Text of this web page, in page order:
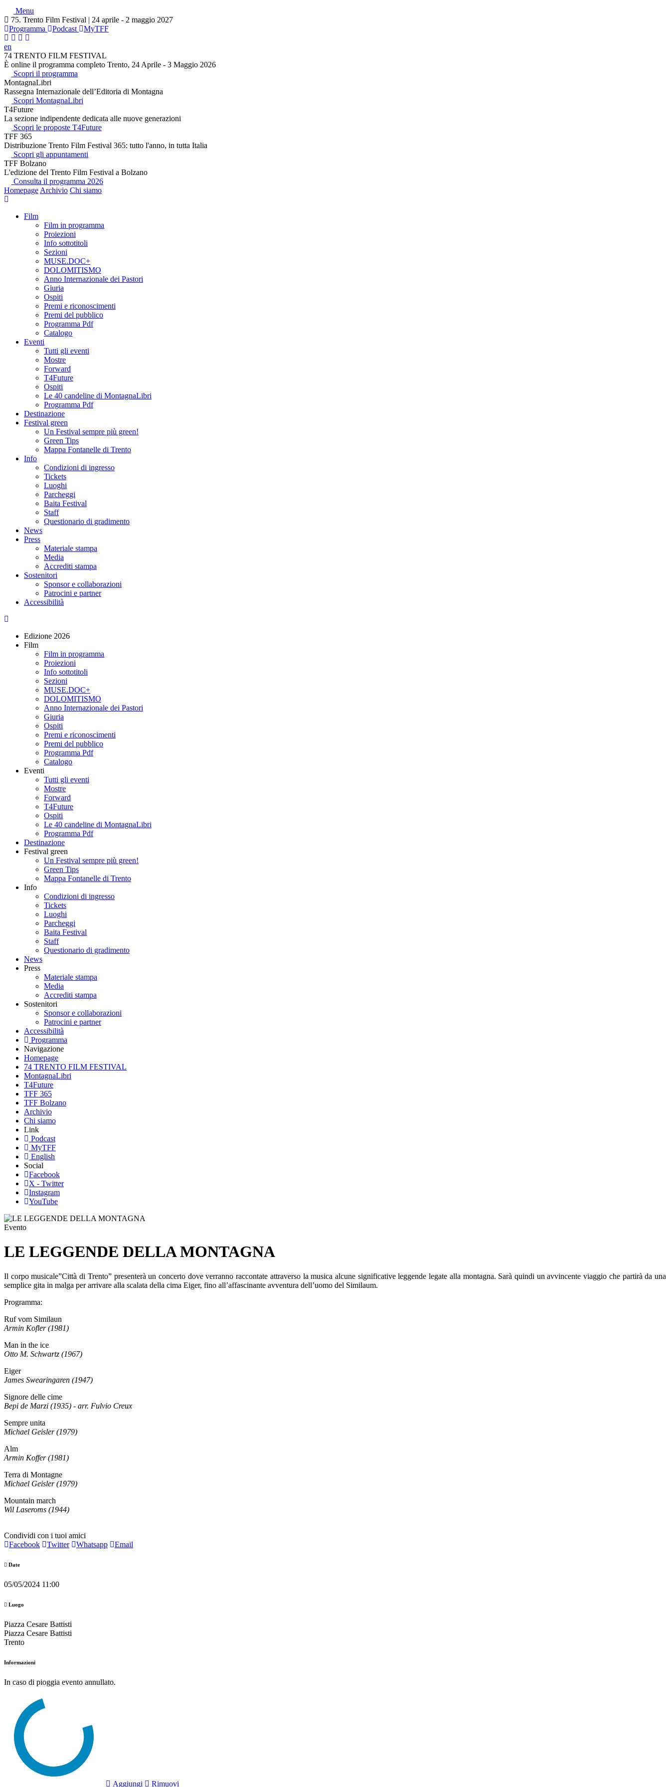
Menu
75. Trento Film Festival | 24 aprile - 2 maggio 2027
Programma
Podcast MyTFF
en
74 TRENTO FILM FESTIVAL
È online il programma completo Trento, 24 Aprile - 3 Maggio 2026
Scopri il programma
MontagnaLibri
Rassegna Internazionale dell’Editoria di Montagna
Scopri MontagnaLibri
T4Future
La sezione indipendente dedicata alle nuove generazioni
Scopri le proposte T4Future
TFF 365
Distribuzione Trento Film Festival 365: tutto l'anno, in tutta Italia
Scopri gli appuntamenti
TFF Bolzano
L'edizione del Trento Film Festival a Bolzano
Consulta il programma 2026
Homepage Archivio Chi siamo
Film
Film in programma
Proiezioni
Info sottotitoli
Sezioni
MUSE.DOC+
DOLOMITISMO
Anno Internazionale dei Pastori
Giuria
Ospiti
Premi e riconoscimenti
Premi del pubblico
Programma Pdf
Catalogo
Eventi
Tutti gli eventi
Mostre
Forward
T4Future
Ospiti
Le 40 candeline di MontagnaLibri
Programma Pdf
Destinazione
Festival green
Un Festival sempre più green!
Green Tips
Mappa Fontanelle di Trento
Info
Condizioni di ingresso
Tickets
Luoghi
Parcheggi
Baita Festival
Staff
Questionario di gradimento
News
Press
Materiale stampa
Media
Accrediti stampa
Sostenitori
Sponsor e collaborazioni
Patrocini e partner
Accessibilità
Edizione 2026
Film
Film in programma
Proiezioni
Info sottotitoli
Sezioni
MUSE.DOC+
DOLOMITISMO
Anno Internazionale dei Pastori
Giuria
Ospiti
Premi e riconoscimenti
Premi del pubblico
Programma Pdf
Catalogo
Eventi
Tutti gli eventi
Mostre
Forward
T4Future
Ospiti
Le 40 candeline di MontagnaLibri
Programma Pdf
Destinazione
Festival green
Un Festival sempre più green!
Green Tips
Mappa Fontanelle di Trento
Info
Condizioni di ingresso
Tickets
Luoghi
Parcheggi
Baita Festival
Staff
Questionario di gradimento
News
Press
Materiale stampa
Media
Accrediti stampa
Sostenitori
Sponsor e collaborazioni
Patrocini e partner
Accessibilità
Programma
Navigazione
Homepage
74 TRENTO FILM FESTIVAL
MontagnaLibri
T4Future
TFF 365
TFF Bolzano
Archivio
Chi siamo
Link
Podcast
MyTFF
English
Social
Facebook
X - Twitter
Instagram
YouTube
Evento
LE LEGGENDE DELLA MONTAGNA
Il corpo musicale”Città di Trento” presenterà un concerto dove verranno raccontate attraverso la musica alcune significative leggende legate alla montagna. Sarà quindi un avvincente viaggio che partirà da una
semplice gita in malga per arrivare alla scalata della cima Eiger, fino all’affascinante avventura dell’uomo del Similaum.
Programma:
Ruf vom Similaun
Armin Kofler (1981)
Man in the ice
Otto M. Schwartz (1967)
Eiger
James Swearingaren (1947)
Signore delle cime
Bepi de Marzi (1935) - arr. Fulvio Creux
Sempre unita
Michael Geisler (1979)
Alm
Armin Koffer (1981)
Terra di Montagne
Michael Geisler (1979)
Mountain march
Wil Laseroms (1944)
Condividi con i tuoi amici
Facebook
Twitter Whatsapp Email
Date
05/05/2024 11:00
Luogo
Piazza Cesare Battisti
Piazza Cesare Battisti
Trento
Informazioni
In caso di pioggia evento annullato.
Aggiungi Rimuovi